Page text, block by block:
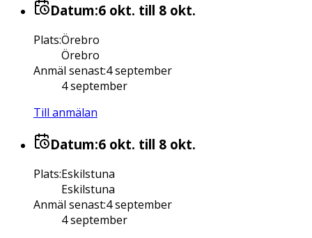
Datum:6 okt. till 8 okt.
Plats:Örebro
Örebro
Anmäl senast:4 september
4 september
Till anmälan
Datum:6 okt. till 8 okt.
Plats:Eskilstuna
Eskilstuna
Anmäl senast:4 september
4 september